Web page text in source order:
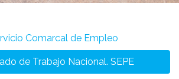
Comarcal de Empleo
de Trabajo Nacional. SEPE